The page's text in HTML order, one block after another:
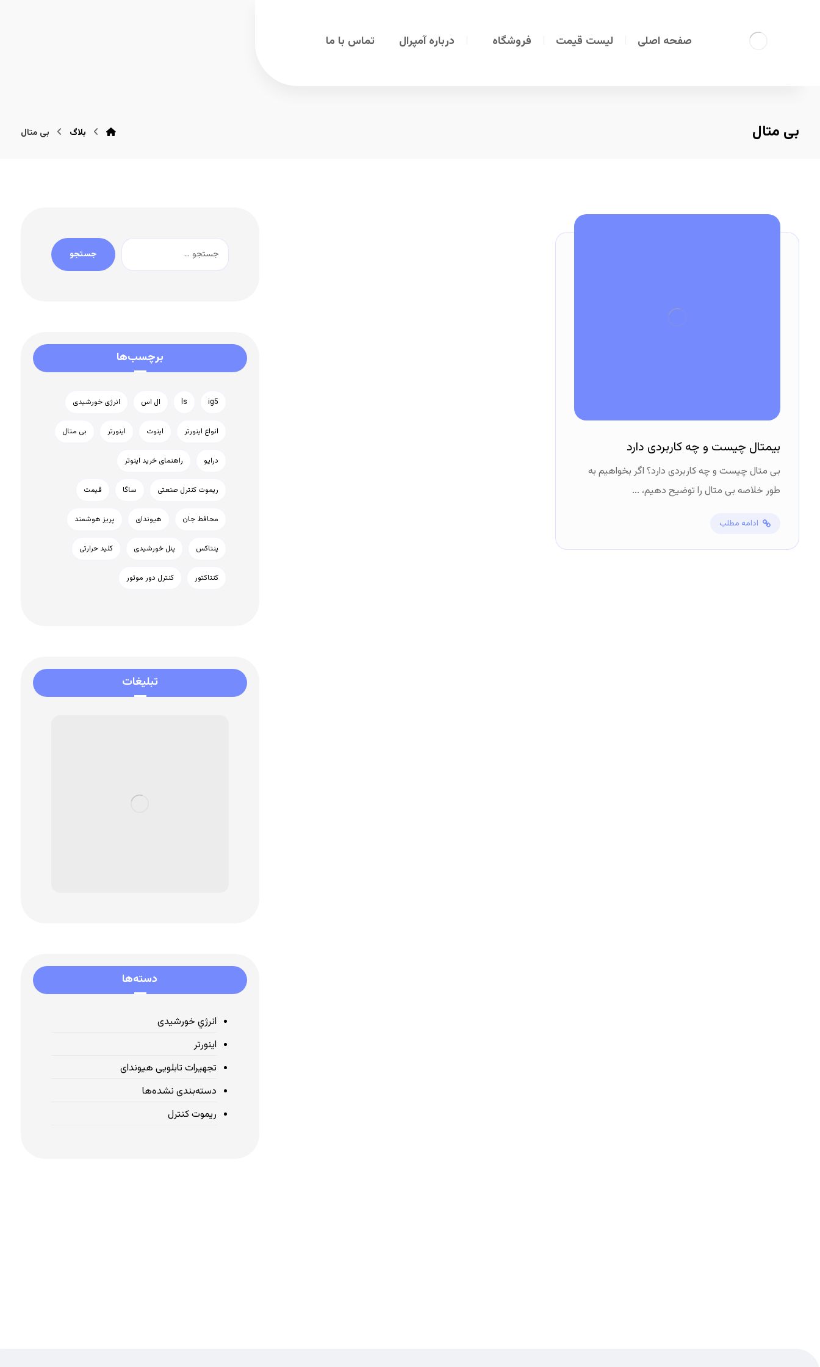
صفحه اصلی لیست قیمت فروشگاه درباره آمپرال تماس با ما
بی متال بلاگ بی متال
بیمتال چیست و چه کاربردی دارد
بی متال چیست و چه کاربردی دارد؟ اگر بخواهیم به
طور خلاصه بی متال را توضیح دهیم، ...
ادامه مطلب
برچسب‌ها
ig5
ls ال اس انرژی خورشیدی
انواع اینورتر اینوت اینورتر بی متال
درایو راهنمای خرید اینوتر
ریموت کنترل صنعتی ساگا قیمت
محافط جان هیوندای پریز هوشمند
پنتاکس پنل خورشیدی کلید حرارتی
کنتاکتور کنترل دور موتور
تبلیغات
دسته‌ها
انرژي خورشیدی
اینورتر
تجهیرات تابلویی هیوندای
دسته‌بندی نشده‌ها
ریموت کنترل